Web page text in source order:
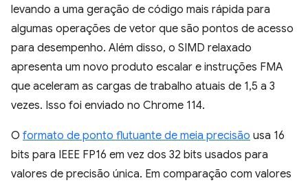
levando a uma geração de código mais rápida para
algumas operações de vetor que são pontos de acesso
para desempenho. Além disso, o SIMD relaxado
apresenta um novo produto escalar e instruções FMA
que aceleram as cargas de trabalho atuais de 1,5 a 3
vezes. Isso foi enviado no Chrome 114.
O formato de ponto flutuante de meia precisão usa 16
bits para IEEE FP16 em vez dos 32 bits usados para
valores de precisão única. Em comparação com valores